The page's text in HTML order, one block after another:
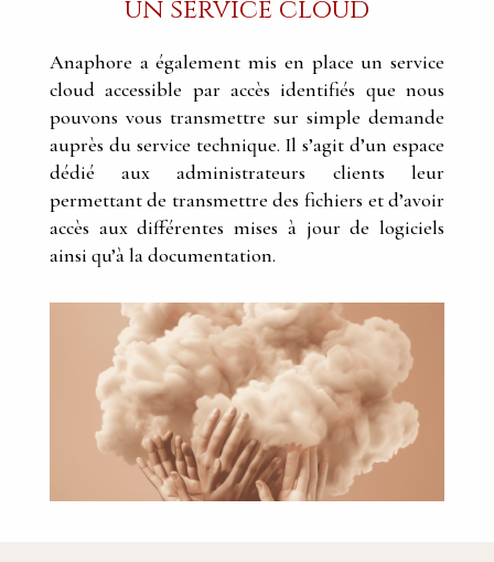
un service cloud
Anaphore a également mis en place un service
cloud accessible par accès identifiés que nous
pouvons vous transmettre sur simple demande
auprès du service technique. Il s’agit d’un espace
dédié aux administrateurs clients leur
permettant de transmettre des fichiers et d’avoir
accès aux différentes mises à jour de logiciels
ainsi qu’à la documentation.